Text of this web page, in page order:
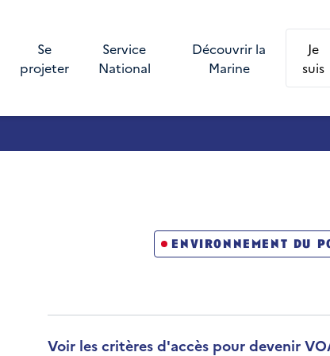
Se
projeter
Service
National
Découvrir la
Marine
Je
suis
environnement du
Voir les critères d'accès pour devenir